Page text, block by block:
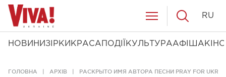
НОВИНИ ЗІРКИ КРАСА ПОДІЇ КУЛЬТУРААФІША КІНО
RU
ГОЛОВНА АРХІВ РАСКРЫТО ИМЯ АВТОРА ПЕСНИ PRAY FOR